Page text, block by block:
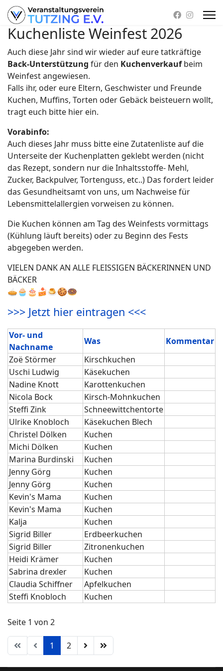
Kuchenliste Weinfest 2026
Auch diese Jahr sind wir wieder auf eure tatkräftige
Back-Unterstützung für den Kuchenverkaufbeim
Weinfest angewiesen.
Falls ihr, oder eure Eltern, Geschwister und Freunde
Kuchen, Muffins, Torten oder Gebäck beisteuern wollt,
tragt euch bitte hier ein.
Vorabinfo:
Auch dieses Jahr muss bitte eine Zutatenliste auf die
Unterseite der Kuchenplatten geklebt werden (nicht
das Rezept, sondern nur die Inhaltsstoffe- Mehl,
Zucker, Backpulver, Tortenguss, etc..) Das fordert leider
das Gesundheitsamt von uns, um Nachweise für
Lebensmittelallergien vorweisen zu können.
Die Kuchen können am Tag des Weinfests vormittags
(Kühlung läuft bereits) oder zu Beginn des Fests
abgegeben werden.
VIELEN DANK AN ALLE FLEISSIGEN BÄCKERINNEN UND
BÄCKER
🥧🧁🎂🍰🍮🍪🍩
>>> Jetzt hier eintragen <<<
Vor- und
Nachname
Was
Kommentar
Zoë Störmer
Kirschkuchen
Uschi Ludwig
Käsekuchen
Nadine Knott
Karottenkuchen
Nicola Bock
Kirsch-Mohnkuchen
Steffi Zink
Schneewittchentorte
Ulrike Knobloch
Käsekuchen Blech
Christel Dölken
Kuchen
Michi Dölken
Kuchen
Marina Burdinski
Kuchen
Jenny Görg
Kuchen
Jenny Görg
Kuchen
Kevin's Mama
Kuchen
Kevin's Mama
Kuchen
Kalja
Kuchen
Sigrid Biller
Erdbeerkuchen
Sigrid Biller
Zitronenkuchen
Heidi Krämer
Kuchen
Sabrina drexler
Kuchen
Claudia Schiffner
Apfelkuchen
Steffi Knobloch
Kuchen
Seite 1 von 2
1 2